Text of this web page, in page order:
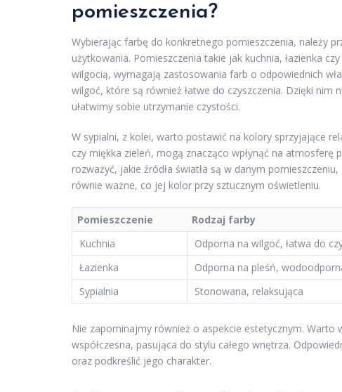
pomieszczenia?
Wybierając farbę do konkretnego pomieszczenia, należy
użytkowania. Pomieszczenia takie jak kuchnia, łazienka
wilgocią, wymagają zastosowania farb o odpowiednich
wilgoć, które są również łatwe do czyszczenia. Dzięki nim
ułatwimy sobie utrzymanie czystości.
W sypialni, z kolei, warto postawić na kolory sprzyjające
czy miękka zieleń, mogą znacząco wpłynąć na
rozważyć, jakie źródła światła są w danym
równie ważne, co jej kolor przy sztucznym oświetleniu.
Pomieszczenie Rodzaj farby
Kuchnia
Odporna na wilgoć, łatwa do
Łazienka
Odporna na pleśń,
Sypialnia
Stonowana, relaksująca
Nie zapominajmy również o aspekcie estetycznym.
współczesna, pasująca do stylu całego wnętrza.
oraz podkreślić jego charakter.